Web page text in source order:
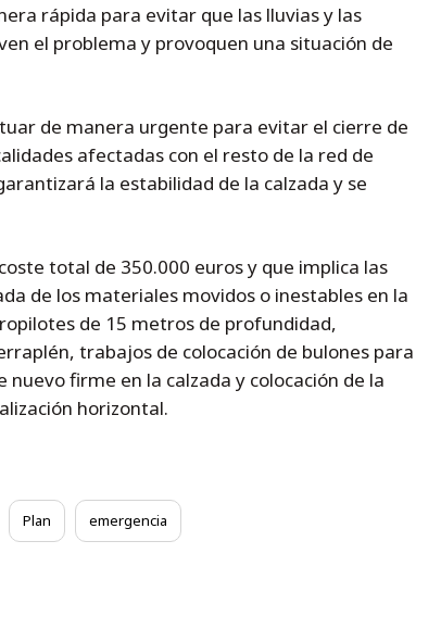
rápida para evitar que las lluvias y las
el problema y provoquen una situación de
de manera urgente para evitar el cierre de
afectadas con el resto de la red de
la estabilidad de la calzada y se
total de 350.000 euros y que implica las
de los materiales movidos o inestables en la
de 15 metros de profundidad,
trabajos de colocación de bulones para
firme en la calzada y colocación de la
horizontal.
Plan emergencia